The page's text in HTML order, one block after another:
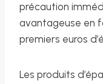
précaution
avantageuse en
premiers euros
Les produits